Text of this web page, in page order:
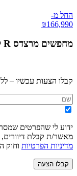
החל מ-
₪166,990
מחפשים מרצדס R קלאס
קבלו הצעות עכשיו –
ידוע לי שהפרטים
מאשר/ת קבלת דיוורים,
מדיניות הפרטיות וחוק
קבלו הצעה